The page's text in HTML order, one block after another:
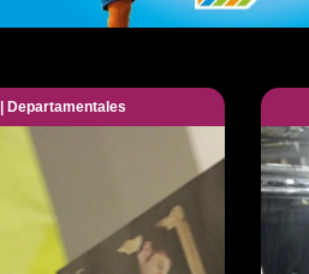
|Departamentales